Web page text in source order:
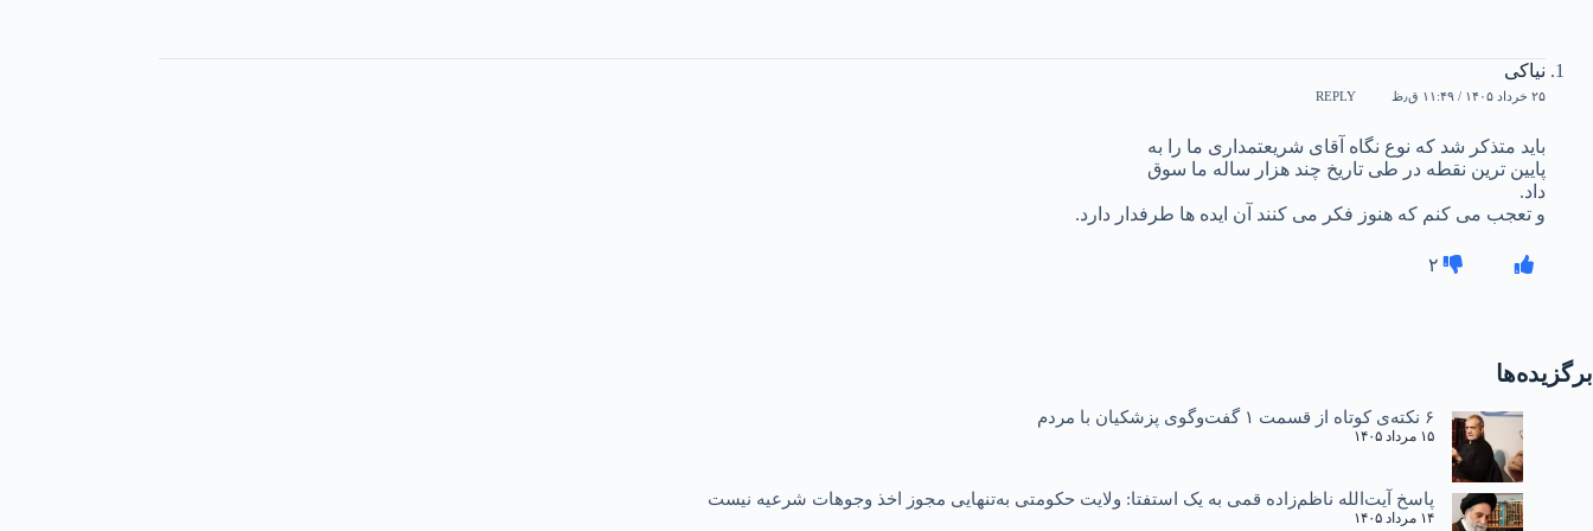
نیاکی
۲۵ خرداد ۱۴۰۵ / ۱۱:۴۹ ق٫ظ REPLY
باید متذکر شد که نوع نگاه آقای شریعتمداری ما را به
پایین ترین نقطه در طی تاریخ چند هزار ساله ما سوق
داد.
و تعجب می کنم که هنوز فکر می کنند آن ایده ها طرفدار دارد.
۲
برگزیده‌ها
۶ نکته‌ی کوتاه از قسمت ۱ گفت‌وگوی پزشکیان با مردم
۱۵ مرداد ۱۴۰۵
پاسخ آیت‌الله ناظم‌زاده قمی به یک استفتا: ولایت حکومتی به‌تنهایی مجوز اخذ وجوهات شرعیه نیست
۱۴ مرداد ۱۴۰۵